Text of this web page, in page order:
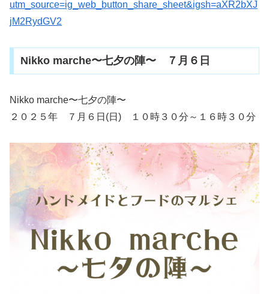
utm_source=ig_web_button_share_sheet&igsh=aXR2bXJ
jM2RydGV2
Nikko marche〜七夕の陣〜 ７月６日
Nikko marche〜七夕の陣〜
２０２５年 ７月６日(日) １０時３０分～１６時３０分